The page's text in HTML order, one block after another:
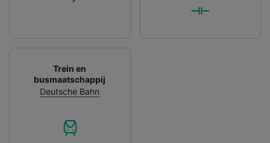
Trein en
busmaatschappij
Deutsche Bahn